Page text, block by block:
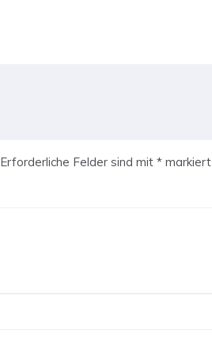
Erforderliche Felder sind mit * markiert